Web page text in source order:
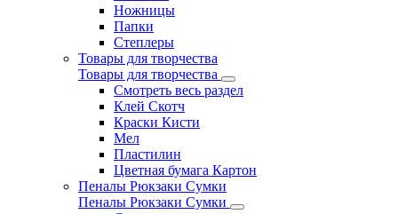
Ножницы
Папки
Степлеры
Товары для творчества
Товары для творчества
Смотреть весь раздел
Клей Скотч
Краски Кисти
Мел
Пластилин
Цветная бумага Картон
Пеналы Рюкзаки Сумки
Пеналы Рюкзаки Сумки